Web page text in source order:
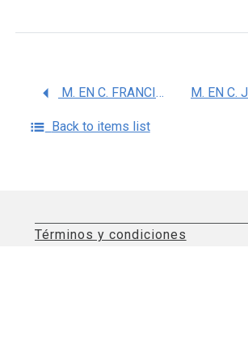
M. EN C. FRANCISCA DOMINGUEZ DUEÃ‘AS
Back to items list
Términos y condiciones